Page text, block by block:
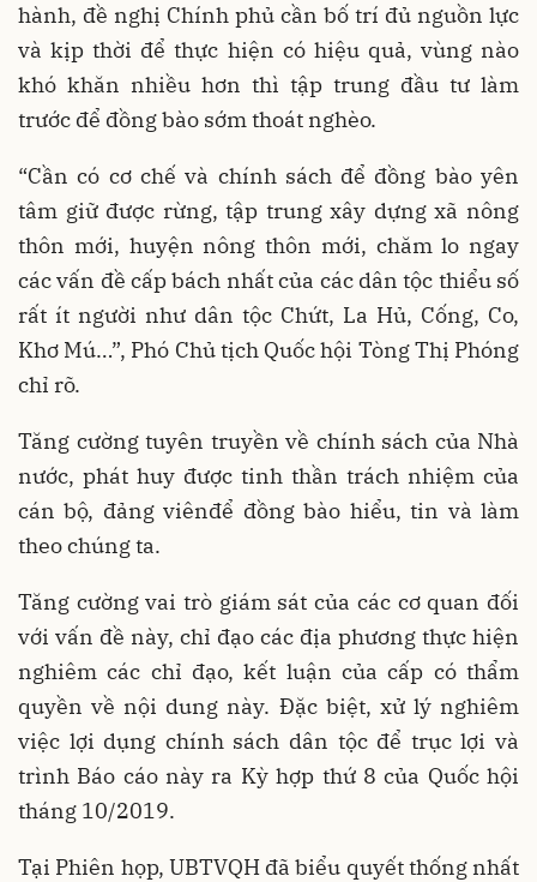
hành, đề nghị Chính phủ cần bố trí đủ nguồn lực
và kịp thời để thực hiện có hiệu quả, vùng nào
khó khăn nhiều hơn thì tập trung đầu tư làm
trước để đồng bào sớm thoát nghèo.
“Cần có cơ chế và chính sách để đồng bào yên
tâm giữ được rừng, tập trung xây dựng xã nông
thôn mới, huyện nông thôn mới, chăm lo ngay
các vấn đề cấp bách nhất của các dân tộc thiểu số
rất ít người như dân tộc Chứt, La Hủ, Cống, Co,
Khơ Mú…”, Phó Chủ tịch Quốc hội Tòng Thị Phóng
chỉ rõ.
Tăng cường tuyên truyền về chính sách của Nhà
nước, phát huy được tinh thần trách nhiệm của
cán bộ, đảng viênđể đồng bào hiểu, tin và làm
theo chúng ta.
Tăng cường vai trò giám sát của các cơ quan đối
với vấn đề này, chỉ đạo các địa phương thực hiện
nghiêm các chỉ đạo, kết luận của cấp có thẩm
quyền về nội dung này. Đặc biệt, xử lý nghiêm
việc lợi dụng chính sách dân tộc để trục lợi và
trình Báo cáo này ra Kỳ hợp thứ 8 của Quốc hội
tháng 10/2019.
Tại Phiên họp, UBTVQH đã biểu quyết thống nhất